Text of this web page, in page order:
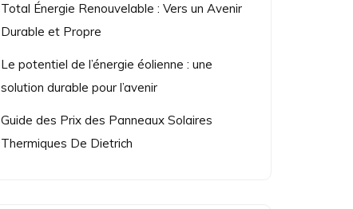
Total Énergie Renouvelable : Vers un Avenir
Durable et Propre
Le potentiel de l’énergie éolienne : une
solution durable pour l’avenir
Guide des Prix des Panneaux Solaires
Thermiques De Dietrich